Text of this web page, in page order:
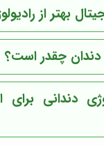
بهتر از
دندان چقدر است؟
دندانی برای